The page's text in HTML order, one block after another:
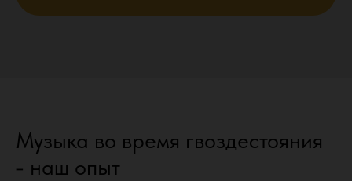
Музыка во время гвоздестояния
- наш опыт